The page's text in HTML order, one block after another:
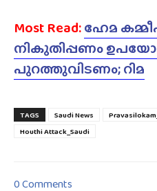
Most Read:ഹേമ
നികുതിപ്പണം
പുറത്തുവിടണം; റിമ
TAGS Saudi News
Houthi Attack_Saudi
0 Comments